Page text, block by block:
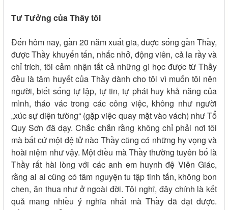
Tư Tưởng của Thầy tôi
Đến hôm nay, gần 20 năm xuất gia, đuợc sống gần Thầy,
được Thầy khuyến tấn, nhắc nhở, động viên, cả la rầy và
chỉ trích, tôi cảm nhận tất cả những gì học được từ Thầy
đều là tâm huyết của Thầy dành cho tôi vì muốn tôi nên
người, biết sống tự lập, tự tin, tự phát huy khả năng của
mình, tháo vác trong các công việc, không như người
„xúc sự diện tường“ (gặp việc quay mặt vào vách) như Tổ
Quy Sơn đã dạy. Chắc chắn rằng không chỉ phải nơi tôi
mà bất cứ một đệ tử nào Thầy cũng có những hy vọng và
hoài niệm như vậy. Một điều mà Thầy thường tuyên bố là
Thầy rất hài lòng với các anh em huynh đệ Viên Giác,
rằng ai ai cũng có tâm nguyện tu tập tinh tấn, không bon
chen, ăn thua như ở ngoài đời. Tôi nghĩ, đây chính là kết
quả mang nhiều ý nghĩa nhất mà Thầy đã đạt được.